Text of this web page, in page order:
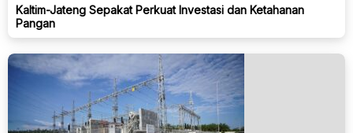
Kaltim-Jateng Sepakat Perkuat Investasi dan Ketahanan
Pangan